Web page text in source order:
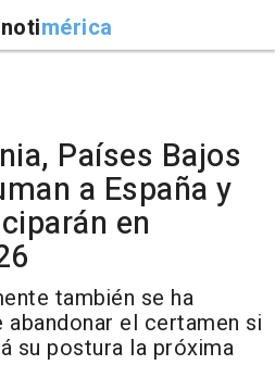
notimérica
Países Bajos
a España y
en
también se ha
el certamen si
su postura la próxima